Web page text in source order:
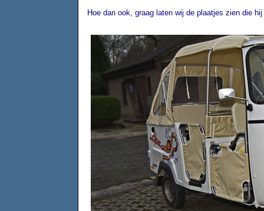
Hoe dan ook, graag laten wij de plaatjes zien die